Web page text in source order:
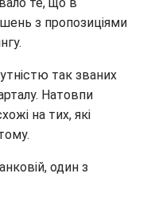
з пропозиціями
так званих
Натовпи
на тих, які
один з